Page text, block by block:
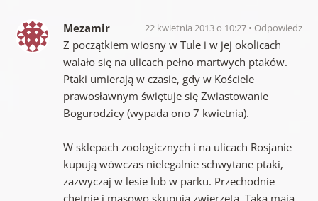
Mezamir 22 kwietnia 2013 o 10:27 Odpowiedz
Z początkiem wiosny w Tule i w jej okolicach
walało się na ulicach pełno martwych ptaków.
Ptaki umierają w czasie, gdy w Kościele
prawosławnym świętuje się Zwiastowanie
Bogurodzicy (wypada ono 7 kwietnia).
W sklepach zoologicznych i na ulicach Rosjanie
kupują wówczas nielegalnie schwytane ptaki,
zazwyczaj w lesie lub w parku. Przechodnie
chętnie i masowo skupują zwierzęta. Taką mają